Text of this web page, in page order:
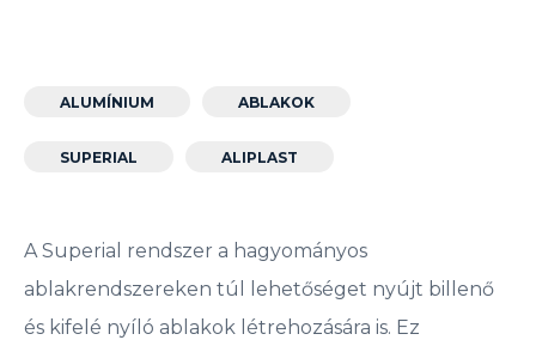
ALUMÍNIUM ABLAKOK
SUPERIAL ALIPLAST
A Superial rendszer a hagyományos
ablakrendszereken túl lehetőséget nyújt billenő
és kifelé nyíló ablakok létrehozására is. Ez